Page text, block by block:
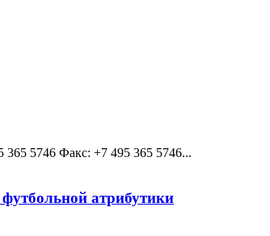
5746 Факс: +7 495 365 5746...
атрибутики